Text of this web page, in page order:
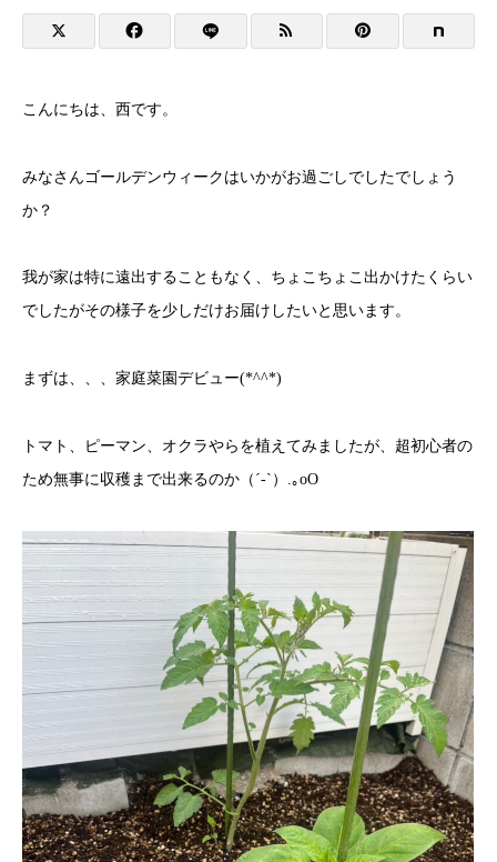
こんにちは、西です。
みなさんゴールデンウィークはいかがお過ごしでしたでしょう
か？
我が家は特に遠出することもなく、ちょこちょこ出かけたくらい
でしたがその様子を少しだけお届けしたいと思います。
まずは、、、家庭菜園デビュー(*^^*)
トマト、ピーマン、オクラやらを植えてみましたが、超初心者の
ため無事に収穫まで出来るのか（´-`）.｡oO